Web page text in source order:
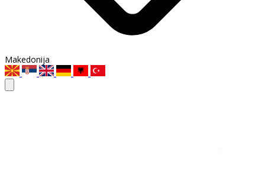
Makedonija